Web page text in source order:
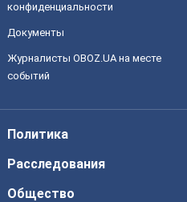
конфиденциальности
Документы
Журналисты OBOZ.UA на месте
событий
Политика
Расследования
Общество